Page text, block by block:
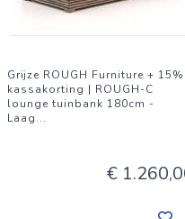
Grijze ROUGH Furniture + 15%
kassakorting | ROUGH-C
lounge tuinbank 180cm -
Laag...
€